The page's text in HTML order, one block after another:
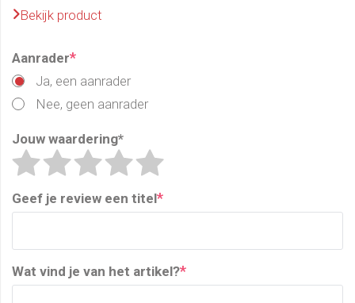
Bekijk product
Aanrader*
Ja, een aanrader
Nee, geen aanrader
Jouw waardering*
Geef je review een titel*
Wat vind je van het artikel?*